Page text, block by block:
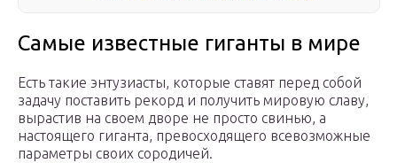
Самые известные гиганты в мире
Есть такие энтузиасты, которые ставят перед собой
задачу поставить рекорд и получить мировую славу,
вырастив на своем дворе не просто свинью, а
настоящего гиганта, превосходящего всевозможные
параметры своих сородичей.